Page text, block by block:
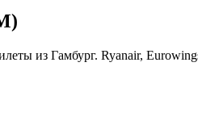
из Гамбург. Ryanair,